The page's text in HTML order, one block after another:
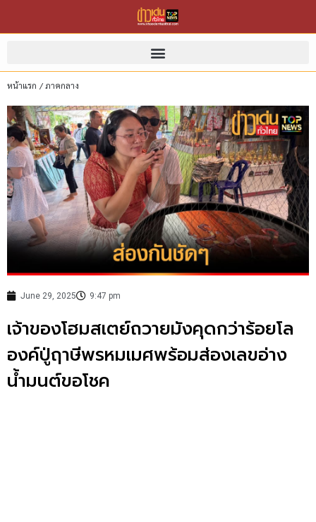
หน้าแรก /ภาคกลาง
June 29, 2025 9:47 pm
เจ้าของโฮมสเตย์ถวายมังคุดกว่าร้อยโล
องค์ปู่ฤาษีพรหมเมศพร้อมส่องเลขอ่าง
น้ำมนต์ขอโชค